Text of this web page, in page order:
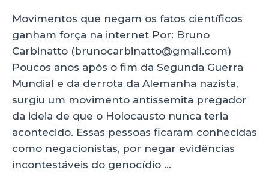
Movimentos que negam os fatos científicos
ganham força na internet Por: Bruno
Carbinatto (brunocarbinatto@gmail.com)
Poucos anos após o fim da Segunda Guerra
Mundial e da derrota da Alemanha nazista,
surgiu um movimento antissemita pregador
da ideia de que o Holocausto nunca teria
acontecido. Essas pessoas ficaram conhecidas
como negacionistas, por negar evidências
incontestáveis do genocídio …